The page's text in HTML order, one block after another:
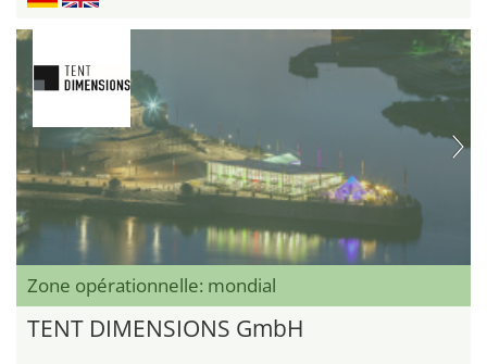
Zone opérationnelle: mondial
TENT DIMENSIONS GmbH